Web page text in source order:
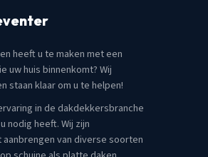
heeft u te maken met een
uw huis binnenkomt? Wij
staan klaar om u te helpen!
in de dakdekkersbranche
nodig heeft. Wij zijn
van diverse soorten